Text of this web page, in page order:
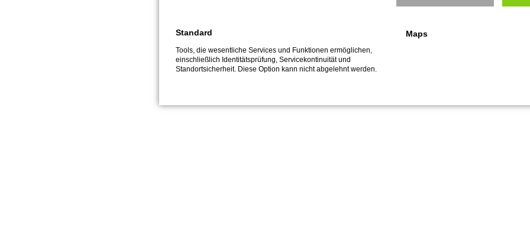
Standard
Tools, die wesentliche Services und Funktionen ermöglichen,
einschließlich Identitätsprüfung, Servicekontinuität und
Standortsicherheit. Diese Option kann nicht abgelehnt werden.
Maps